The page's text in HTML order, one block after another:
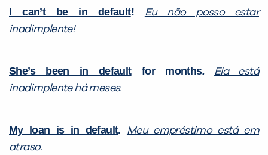
I can’t be in default!
Eu não posso estar
inadimplente!
She’s been in defaultfor months.
Ela está
inadimplentehá meses.
My loan is in default.
Meu empréstimo está em
atraso.